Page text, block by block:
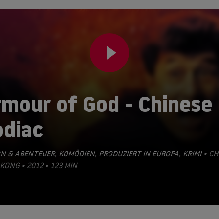
of God - Chinese
& ABENTEUER, KOMÖDIEN, PRODUZIERT IN EUROPA, KRIMI•
• 2012 • 123 MIN